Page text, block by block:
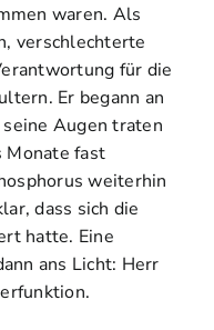
waren. Als
verschlechterte
für die
Er begann an
Augen traten
Monate fast
weiterhin
dass sich die
hatte. Eine
ans Licht: Herr